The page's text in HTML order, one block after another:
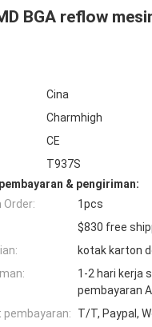
BGA reflow
Cina
Charmhigh
CE
T937S
& pengiriman:
1pcs
$830 free
kotak karton
1-2 hari kerja
pembayaran
T/T, Paypal,